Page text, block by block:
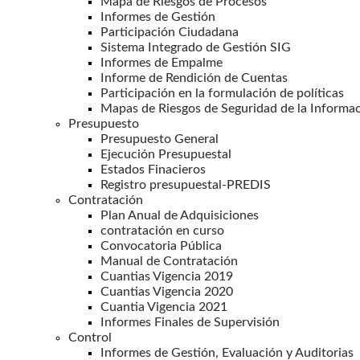
Informes de Gestión
Participación Ciudadana
Sistema Integrado de Gestión SIG
Informes de Empalme
Informe de Rendición de Cuentas
Participación en la formulación de políticas
Mapas de Riesgos de Seguridad de la
Presupuesto
Presupuesto General
Ejecución Presupuestal
Estados Finacieros
Registro presupuestal-PREDIS
Contratación
Plan Anual de Adquisiciones
contratación en curso
Convocatoria Pública
Manual de Contratación
Cuantias Vigencia 2019
Cuantias Vigencia 2020
Cuantia Vigencia 2021
Informes Finales de Supervisión
Control
Informes de Gestión, Evaluación y Auditorias